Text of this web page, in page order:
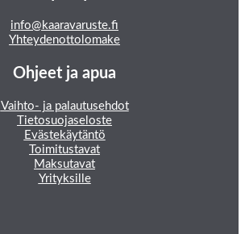
info@kaaravaruste.fi
Yhteydenottolomake
Ohjeet ja apua
Vaihto- ja palautusehdot
Tietosuojaseloste
Evästekäytäntö
Toimitustavat
Maksutavat
Yrityksille